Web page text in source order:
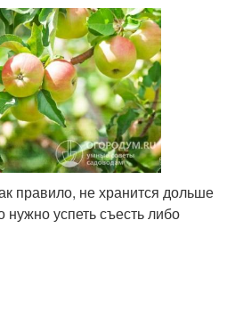
правило, не хранится дольше
успеть съесть либо